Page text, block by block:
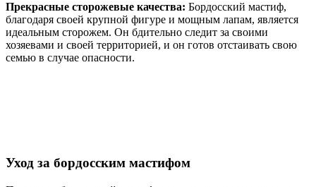
Прекрасные сторожевые качества: Бордосский мастиф,
благодаря своей крупной фигуре и мощным лапам, является
идеальным сторожем. Он бдительно следит за своими
хозяевами и своей территорией, и он готов отстаивать свою
семью в случае опасности.
Уход за бордосским мастифом